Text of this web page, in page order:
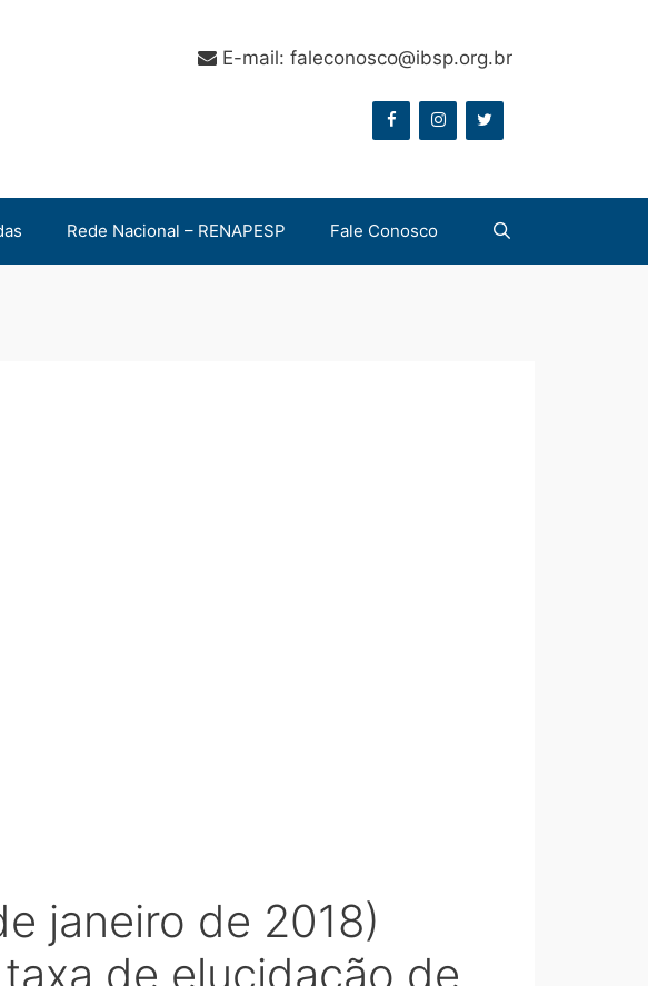
E-mail: faleconosco@ibsp.org.br
Rede Nacional – RENAPESP Fale Conosco
janeiro de 2018)
de elucidação de